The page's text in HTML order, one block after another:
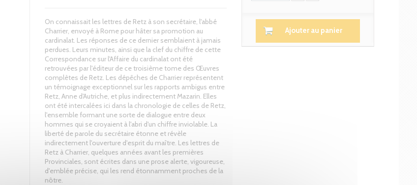
On connaissait les lettres de Retz à son secrétaire, l'abbé
Charrier, envoyé à Rome pour hâter sa promotion au
cardinalat. Les réponses de ce dernier semblaient à jamais
perdues. Leurs minutes, ainsi que la clef du chiffre de cette
Correspondance sur l'Affaire du cardinalat ont été
retrouvées par l'éditeur de ce troisième tome des Œuvres
complètes de Retz. Les dépêches de Charrier représentent
un témoignage exceptionnel sur les rapports ambigus entre
Retz, Anne d'Autriche, et plus indirectement Mazarin. Elles
ont été intercalées ici dans la chronologie de celles de Retz,
l'ensemble formant une sorte de dialogue entre deux
hommes qui se croyaient à l'abri d'un chiffre inviolable. La
liberté de parole du secrétaire étonne et révèle
indirectement l'ouverture d'esprit du maître. Les lettres de
Retz à Charrier, quelques années avant les premières
Provinciales, sont écrites dans une prose alerte, vigoureuse,
d'emblée précise, qui les rend étonnamment proches de la
nôtre.
Ajouter au panier